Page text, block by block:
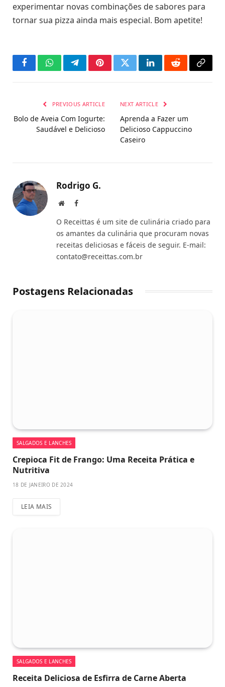
experimentar novas combinações de sabores para
tornar sua pizza ainda mais especial. Bom apetite!
FacebookWhatsAppTelegramPinterestTwitterLinkedInRedditCopy
PREVIOUS ARTICLE
Bolo de Aveia Com Iogurte:
Saudável e Delicioso
NEXT ARTICLE
Aprenda a Fazer um
Delicioso Cappuccino
Caseiro
Rodrigo G.
WebsiteFacebook
O Receittas é um site de culinária criado para
os amantes da culinária que procuram novas
receitas deliciosas e fáceis de seguir. E-mail:
contato@receittas.com.br
Postagens Relacionadas
SALGADOS E LANCHES
Crepioca Fit de Frango: Uma Receita Prática e
Nutritiva
18 DE JANEIRO DE 2024
LEIA MAIS
SALGADOS E LANCHES
Receita Deliciosa de Esfirra de Carne Aberta